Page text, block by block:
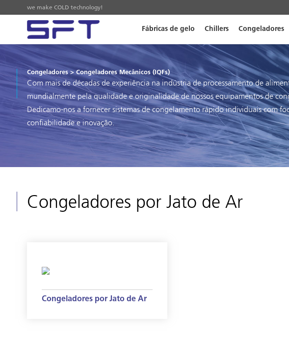
we make COLD technology!
Fábricas de gelo Chillers Congeladores
Congeladores>Congeladores Mecânicos (IQFs)
Com mais de décadas de experiência na indústria de processamento de
mundialmente pela qualidade e originalidade de nossos equipamentos de
Dedicamo-nos a fornecer sistemas de congelamento rápido individuais com
confiabilidade e inovação.
Congeladores por Jato de Ar
Congeladores por Jato de Ar